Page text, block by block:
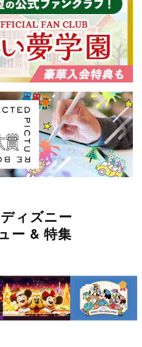
ィズニー
ー & 特集